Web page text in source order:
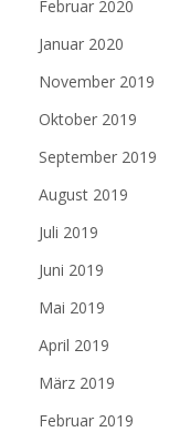
Februar 2020
Januar 2020
November 2019
Oktober 2019
September 2019
August 2019
Juli 2019
Juni 2019
Mai 2019
April 2019
März 2019
Februar 2019